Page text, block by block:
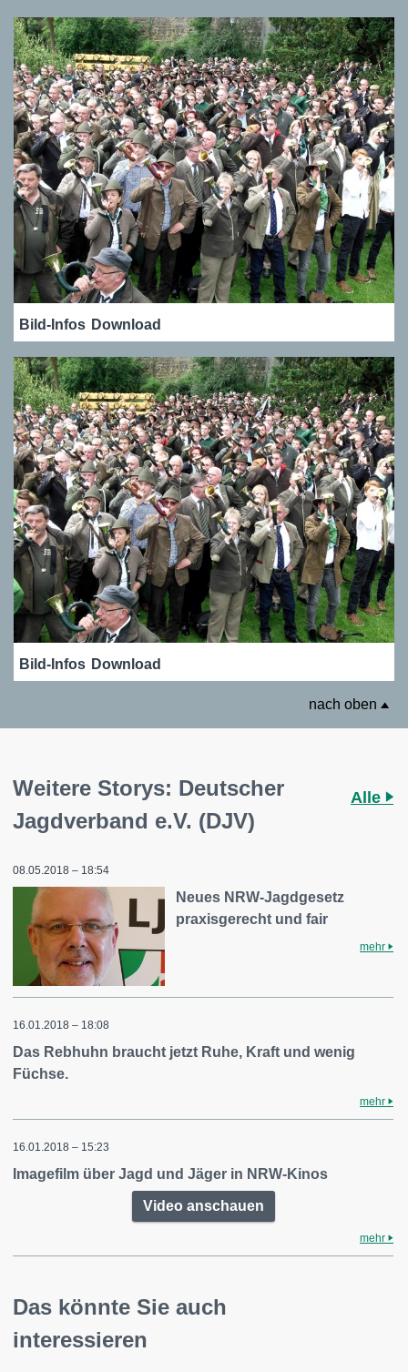
Bild-Infos Download
Bild-Infos Download
nach oben
Weitere Storys: Deutscher
Jagdverband e.V. (DJV)
Alle
08.05.2018 – 18:54
Neues NRW-Jagdgesetz
praxisgerecht und fair
mehr
16.01.2018 – 18:08
Das Rebhuhn braucht jetzt Ruhe, Kraft und wenig
Füchse.
mehr
16.01.2018 – 15:23
Imagefilm über Jagd und Jäger in NRW-Kinos
Video anschauen
mehr
Das könnte Sie auch
interessieren